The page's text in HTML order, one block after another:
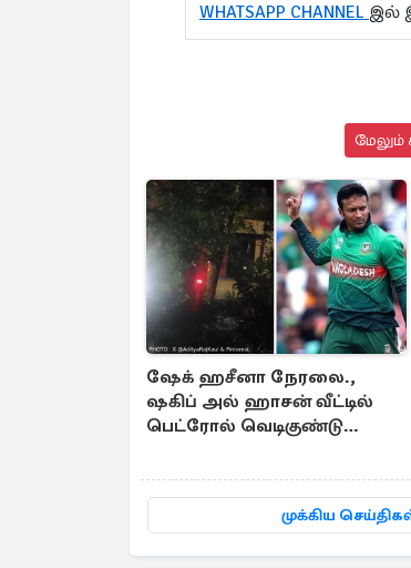
WHATSAPP CHANNEL இல்
மேலும்
ஷேக் ஹசீனா நேரலை.,
ஷகிப் அல் ஹாசன் வீட்டில்
பெட்ரோல் வெடிகுண்டு
முக்கிய